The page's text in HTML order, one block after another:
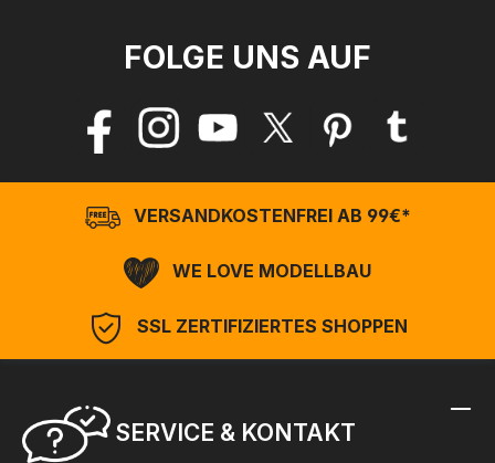
FOLGE UNS AUF
VERSANDKOSTENFREI AB 99€*
WE LOVE MODELLBAU
SSL ZERTIFIZIERTES SHOPPEN
SERVICE & KONTAKT